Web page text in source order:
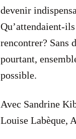
devenir
Qu’attendaient-
rencontrer? Sans
pourtant,
possible.
Avec Sandrine
Louise Labèque,